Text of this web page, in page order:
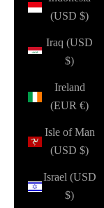
(USD $)
Iraq (USD
$)
Ireland
(EUR €)
Isle of Man
(USD $)
Israel (USD
$)